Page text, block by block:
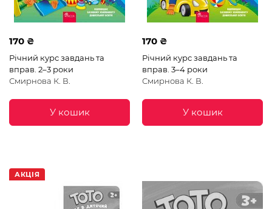
170 ₴
Річний курс завдань та
вправ. 2–3 роки
Смирнова К. В.
У кошик
170 ₴
Річний курс завдань та
вправ. 3–4 роки
Смирнова К. В.
У кошик
АКЦІЯ